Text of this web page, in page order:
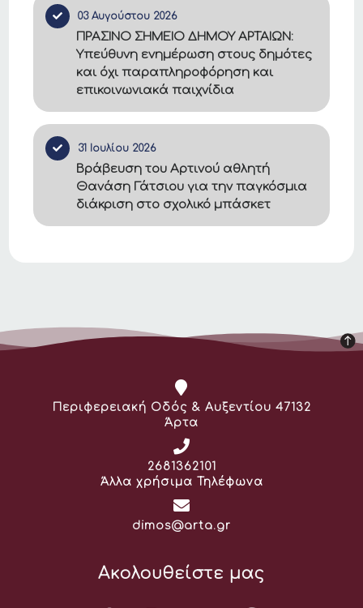
03 Αυγούστου 2026
ΠΡΑΣΙΝΟ ΣΗΜΕΙΟ ΔΗΜΟΥ ΑΡΤΑΙΩΝ:
Υπεύθυνη ενημέρωση στους δημότες
και όχι παραπληροφόρηση και
επικοινωνιακά παιχνίδια
31 Ιουλίου 2026
Βράβευση του Αρτινού αθλητή
Θανάση Γάτσιου για την παγκόσμια
διάκριση στο σχολικό μπάσκετ
Διεύθυνση:
Περιφερειακή Οδός & Αυξεντίου 47132
Άρτα
Τηλέφωνο:
2681362101
Άλλα χρήσιμα Τηλέφωνα
Email:
dimos@arta.gr
Ακολουθείστε μας